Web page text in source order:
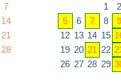
7
14
21
28
1 2
5
6 7 8 9
12 13 14 15
19 20 21 22
26 27 28 29